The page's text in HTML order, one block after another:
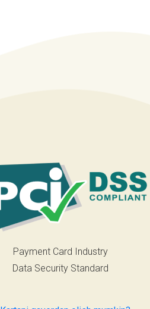
Payment Card Industry
Data Security Standard